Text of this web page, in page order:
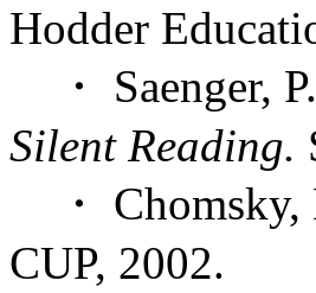
Hodder
・ Saenger, P.
Silent Reading.
・ Chomsky,
CUP, 2002.